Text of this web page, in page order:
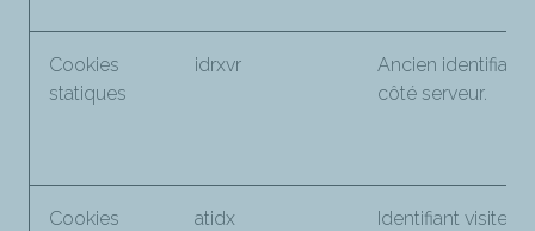
Cookies
statiques
idrxvr
Ancien identifiant
côté serveur.
Cookies
atidx
Identifiant visiteur